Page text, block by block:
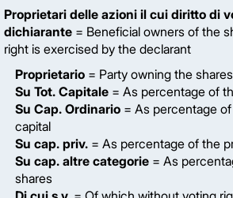
Proprietari delle azioni il cui diritto di
dichiarante = Beneficial owners of the
right is exercised by the declarant
Proprietario = Party owning the
Su Tot. Capitale = As percentage of
Su Cap. Ordinario = As percentage
capital
Su cap. priv. = As percentage of the
Su cap. altre categorie = As
shares